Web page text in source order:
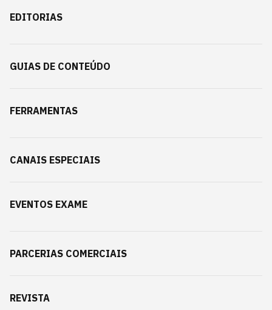
EDITORIAS
GUIAS DE CONTEÚDO
FERRAMENTAS
CANAIS ESPECIAIS
EVENTOS EXAME
PARCERIAS COMERCIAIS
REVISTA